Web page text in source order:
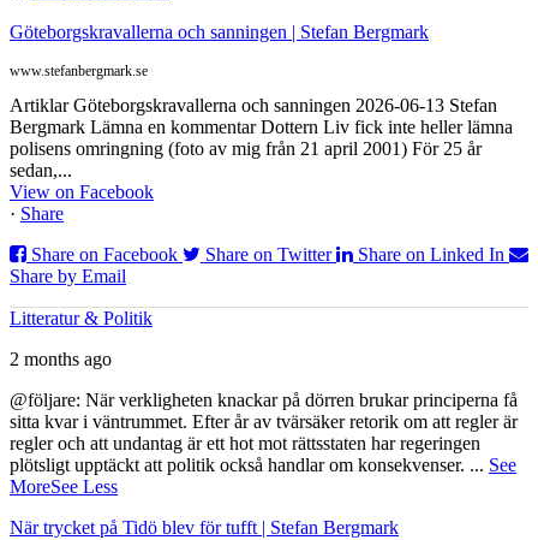
Göteborgskravallerna och sanningen | Stefan Bergmark
www.stefanbergmark.se
Artiklar Göteborgskravallerna och sanningen 2026-06-13 Stefan
Bergmark Lämna en kommentar Dottern Liv fick inte heller lämna
polisens omringning (foto av mig från 21 april 2001) För 25 år
sedan,...
View on Facebook
· Share
Share on Facebook
Share on Twitter
Share on Linked In
Share by Email
Litteratur & Politik
2 months ago
@följare: När verkligheten knackar på dörren brukar principerna få
sitta kvar i väntrummet. Efter år av tvärsäker retorik om att regler är
regler och att undantag är ett hot mot rättsstaten har regeringen
plötsligt upptäckt att politik också handlar om konsekvenser. ... See
MoreSee Less
När trycket på Tidö blev för tufft | Stefan Bergmark